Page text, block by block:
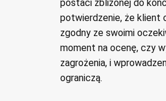
postaci zbliżonej do
potwierdzenie, że klient
zgodny ze swoimi
moment na ocenę, czy
zagrożenia, i
ograniczą.